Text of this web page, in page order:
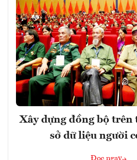
Xây dựng đồng bộ trên
sở dữ liệu người